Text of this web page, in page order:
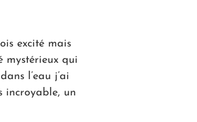
excité mais
mystérieux qui
l’eau j’ai
incroyable, un